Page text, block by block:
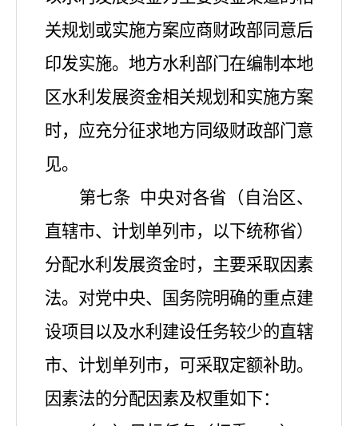
关规划或实施方案应商财政部同意后
印发实施。地方水利部门在编制本地
区水利发展资金相关规划和实施方案
时，应充分征求地方同级财政部门意
见。
第七条 中央对各省（自治区、
直辖市、计划单列市，以下统称省）
分配水利发展资金时，主要采取因素
法。对党中央、国务院明确的重点建
设项目以及水利建设任务较少的直辖
市、计划单列市，可采取定额补助。
因素法的分配因素及权重如下：